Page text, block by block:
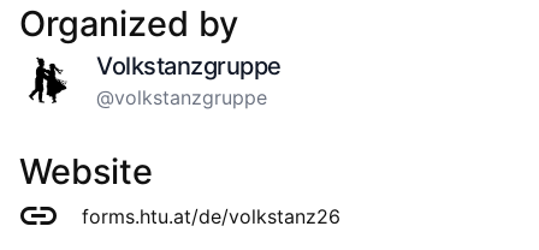
Organized by
Volkstanzgruppe
@volkstanzgruppe
Website
forms.htu.at/de/volkstanz26